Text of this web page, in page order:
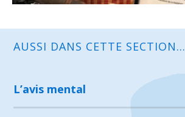
AUSSI DANS CETTE SECTION...
L’avis mental